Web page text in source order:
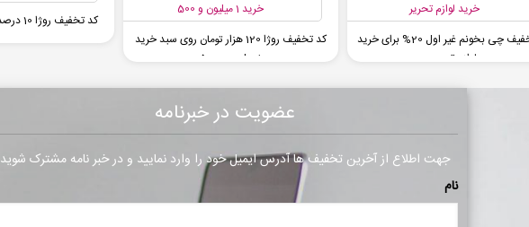
کد تخفیف چی بخونم غیر اول 20% برای خرید
لوازم تحریر
کد تخفیف روژا 120 هزار تومان روی سبد خرید
1 میلیون و 500
کد تخفیف روژا 10 درصدی برای تمام کاربران
عضویت در خبرنامه
جهت اطلاع از آخرین تخفیف ها آدرس ایمیل خود را وارد نمایید و در خبر نامه مشترک شوید
نام